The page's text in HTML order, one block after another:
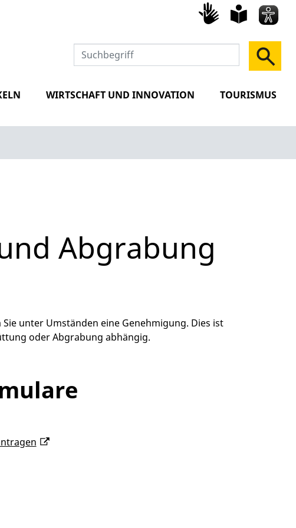
WIRTSCHAFT UND INNOVATION TOURISMUS
Abgrabung
unter Umständen eine Genehmigung. Dies ist
oder Abgrabung abhängig.